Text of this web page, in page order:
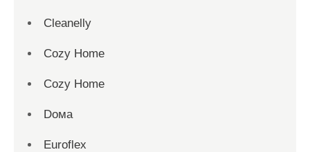
Cleanelly
Cozy Home
Cozy Home
Dома
Euroflex